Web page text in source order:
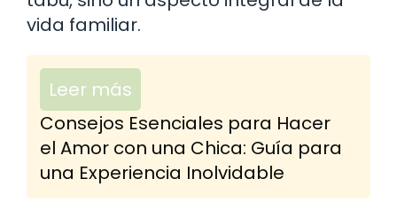
vida familiar.
Leer más
Consejos Esenciales para Hacer
el Amor con una Chica: Guía para
una Experiencia Inolvidable